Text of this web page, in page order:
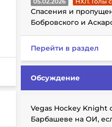
Спасения и
Бобровского и
Перейти в раздел
Обсуждение
Vegas Hockey Knight
Барбашеве на ОИ,